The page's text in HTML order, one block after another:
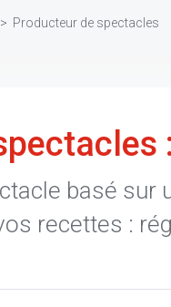
Producteur de spectacles
basé sur
recettes :